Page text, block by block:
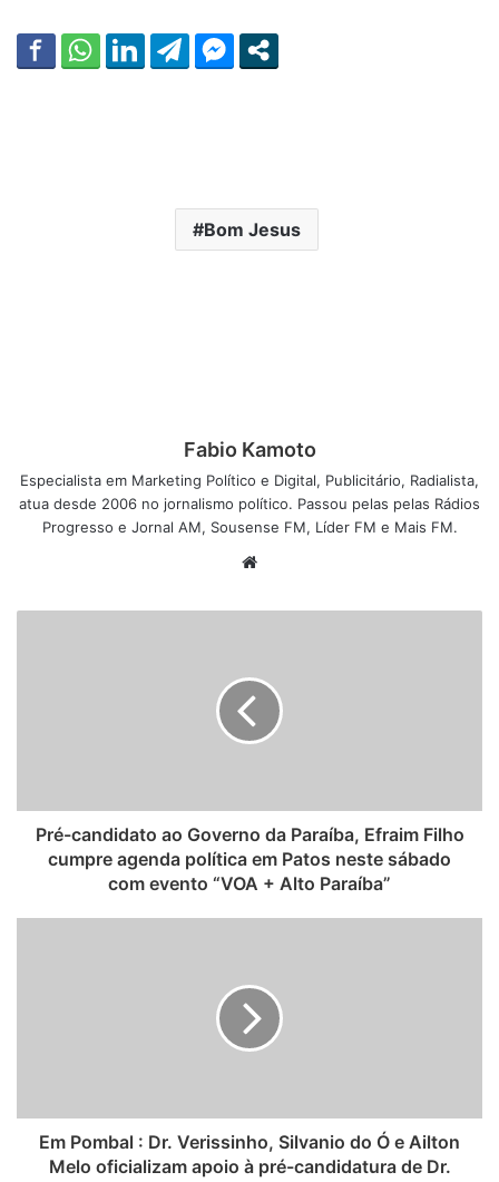
Bom Jesus
Fabio Kamoto
Especialista em Marketing Político e Digital, Publicitário, Radialista,
atua desde 2006 no jornalismo político. Passou pelas pelas Rádios
Progresso e Jornal AM, Sousense FM, Líder FM e Mais FM.
b
Pré-candidato ao Governo da Paraíba, Efraim Filho
cumpre agenda política em Patos neste sábado
com evento “VOA + Alto Paraíba”
Em Pombal : Dr. Verissinho, Silvanio do Ó e Ailton
Melo oficializam apoio à pré-candidatura de Dr.